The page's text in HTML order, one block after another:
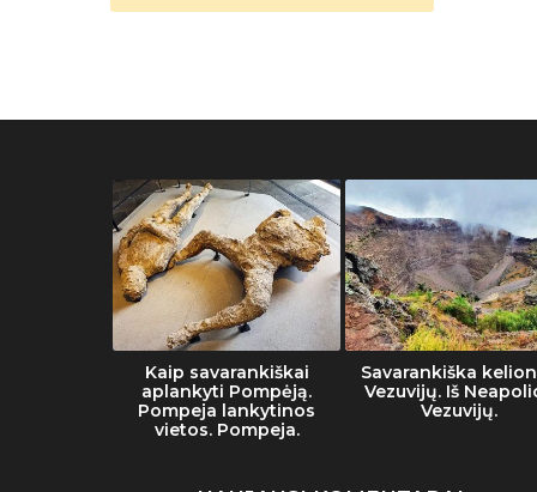
Kaip savarankiškai
aplankyti Pompėją.
Pompeja lankytinos
vietos. Pompeja.
Savarankiška
Vezuvijų. Iš
Vezuvijų.